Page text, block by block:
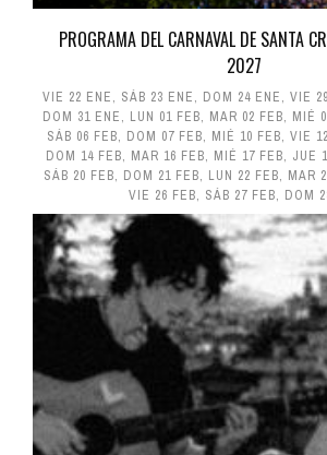
PROGRAMA DEL CARNAVAL DE SANTA
2027
VIE 22 ENE, SÁB 23 ENE, DOM 24 ENE, VIE
DOM 31 ENE, LUN 01 FEB, MAR 02 FEB, MIÉ
SÁB 06 FEB, DOM 07 FEB, MIÉ 10 FEB, VIE
DOM 14 FEB, MAR 16 FEB, MIÉ 17 FEB, JUE
SÁB 20 FEB, DOM 21 FEB, LUN 22 FEB, MAR
VIE 26 FEB, SÁB 27 FEB, DOM